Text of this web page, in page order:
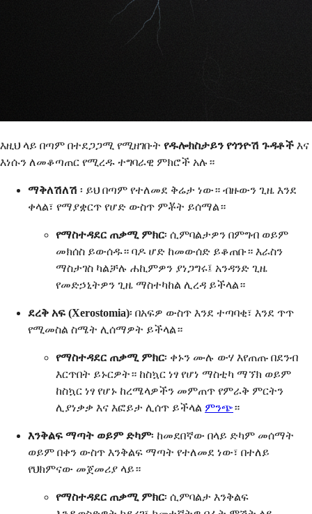
እዚህ ላይ በጣም በተደጋጋሚ የሚዘገቡት የዱሎክስታይን የጎንዮሽ ጉዳቶች እና
እነሱን ለመቆጣጠር የሚረዱ ተግባራዊ ምክሮች አሉ።
ማቅለሽለሽ ፡ ይህ በጣም የተለመደ ቅሬታ ነው። ብዙውን ጊዜ እንደ
ቀላል፣ የማያቋርጥ የሆድ ውስጥ ምቾት ይሰማል።
የማስተዳደር ጠቃሚ ምክር፡ ሲምባልታዎን በምግብ ወይም
መክሰስ ይውሰዱ። ባዶ ሆድ ከመውሰድ ይቆጠቡ። እራስን
ማስታገስ ካልቻሉ ሐኪምዎን ያነጋግሩ፤ አንዳንድ ጊዜ
የመድኃኒትዎን ጊዜ ማስተካከል ሊረዳ ይችላል።
ደረቅ አፍ (Xerostomia)፡ በአፍዎ ውስጥ እንደ ተጣባቂ፣ እንደ ጥጥ
የሚመስል ስሜት ሊሰማዎት ይችላል።
የማስተዳደር ጠቃሚ ምክር፡ ቀኑን ሙሉ ውሃ እየጠጡ በደንብ
እርጥበት ይኑርዎት። ከስኳር ነፃ የሆነ ማስቲካ ማኘክ ወይም
ከስኳር ነፃ የሆኑ ከረሜላዎችን መምጠጥ የምራቅ ምርትን
ሊያነቃቃ እና እፎይታ ሊሰጥ ይችላል ምንጭ።
እንቅልፍ ማጣት ወይም ድካም፡ ከመደበኛው በላይ ድካም መሰማት
ወይም በቀን ውስጥ እንቅልፍ ማጣት የተለመደ ነው፣ በተለይ
የህክምናው መጀመሪያ ላይ።
የማስተዳደር ጠቃሚ ምክር፡ ሲምባልታ እንቅልፍ